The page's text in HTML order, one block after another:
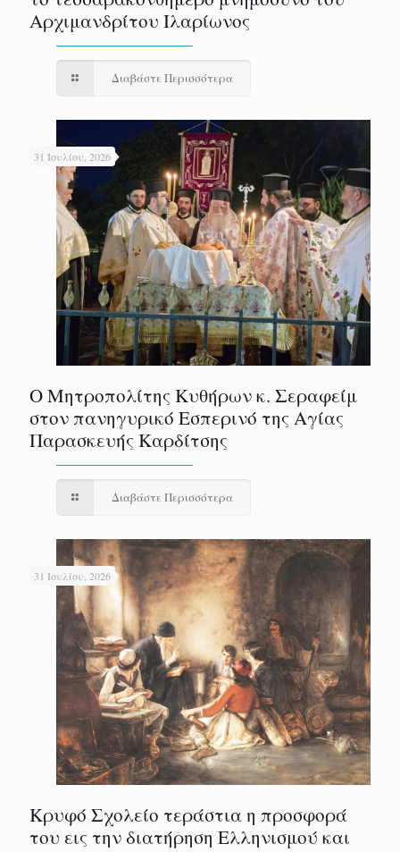
Αρχιμανδρίτου Ιλαρίωνος
Διαβάστε Περισσότερα
31 Ιουλίου, 2026
Ο Μητροπολίτης Κυθήρων κ. Σεραφείμ
στον πανηγυρικό Εσπερινό της Αγίας
Παρασκευής Καρδίτσης
Διαβάστε Περισσότερα
31 Ιουλίου, 2026
Κρυφό Σχολείο τεράστια η προσφορά
του εις την διατήρηση Ελληνισμού και